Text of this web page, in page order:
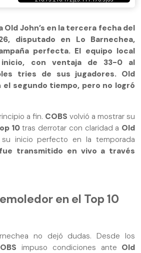
Old John’s en la tercera fecha del
disputado en Lo Barnechea,
perfecta. El equipo local
con ventaja de 33-0 al
tries de sus jugadores. Old
el segundo tiempo, pero no logró
a fin. COBS volvió a mostrar su
10tras derrotar con claridad a Old
inicio perfecto en la temporada
fue transmitido en vivo a través
en el Top 10
no dejó dudas. Desde los
impuso condiciones ante Old